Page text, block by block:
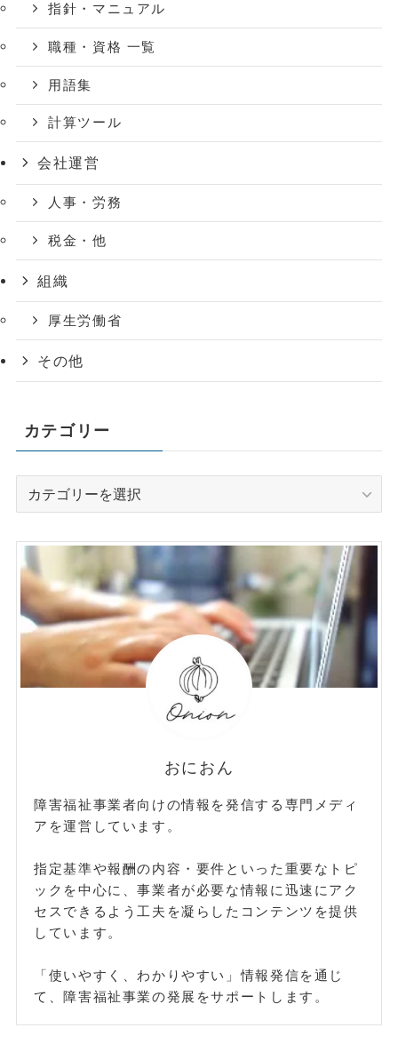
指針・マニュアル
職種・資格 一覧
用語集
計算ツール
会社運営
人事・労務
税金・他
組織
厚生労働省
その他
カテゴリー
ー
おにおん
障害福祉事業者向けの情報を発信する専門メディ
アを運営しています。
指定基準や報酬の内容・要件といった重要なトピ
ックを中心に、事業者が必要な情報に迅速にアク
セスできるよう工夫を凝らしたコンテンツを提供
しています。
「使いやすく、わかりやすい」情報発信を通じ
て、障害福祉事業の発展をサポートします。